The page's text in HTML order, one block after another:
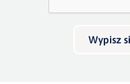
Wypisz